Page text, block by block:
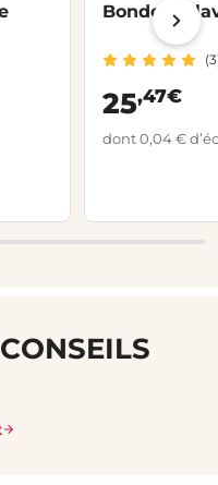
Bonde de
25,47€
dont 0,04 €